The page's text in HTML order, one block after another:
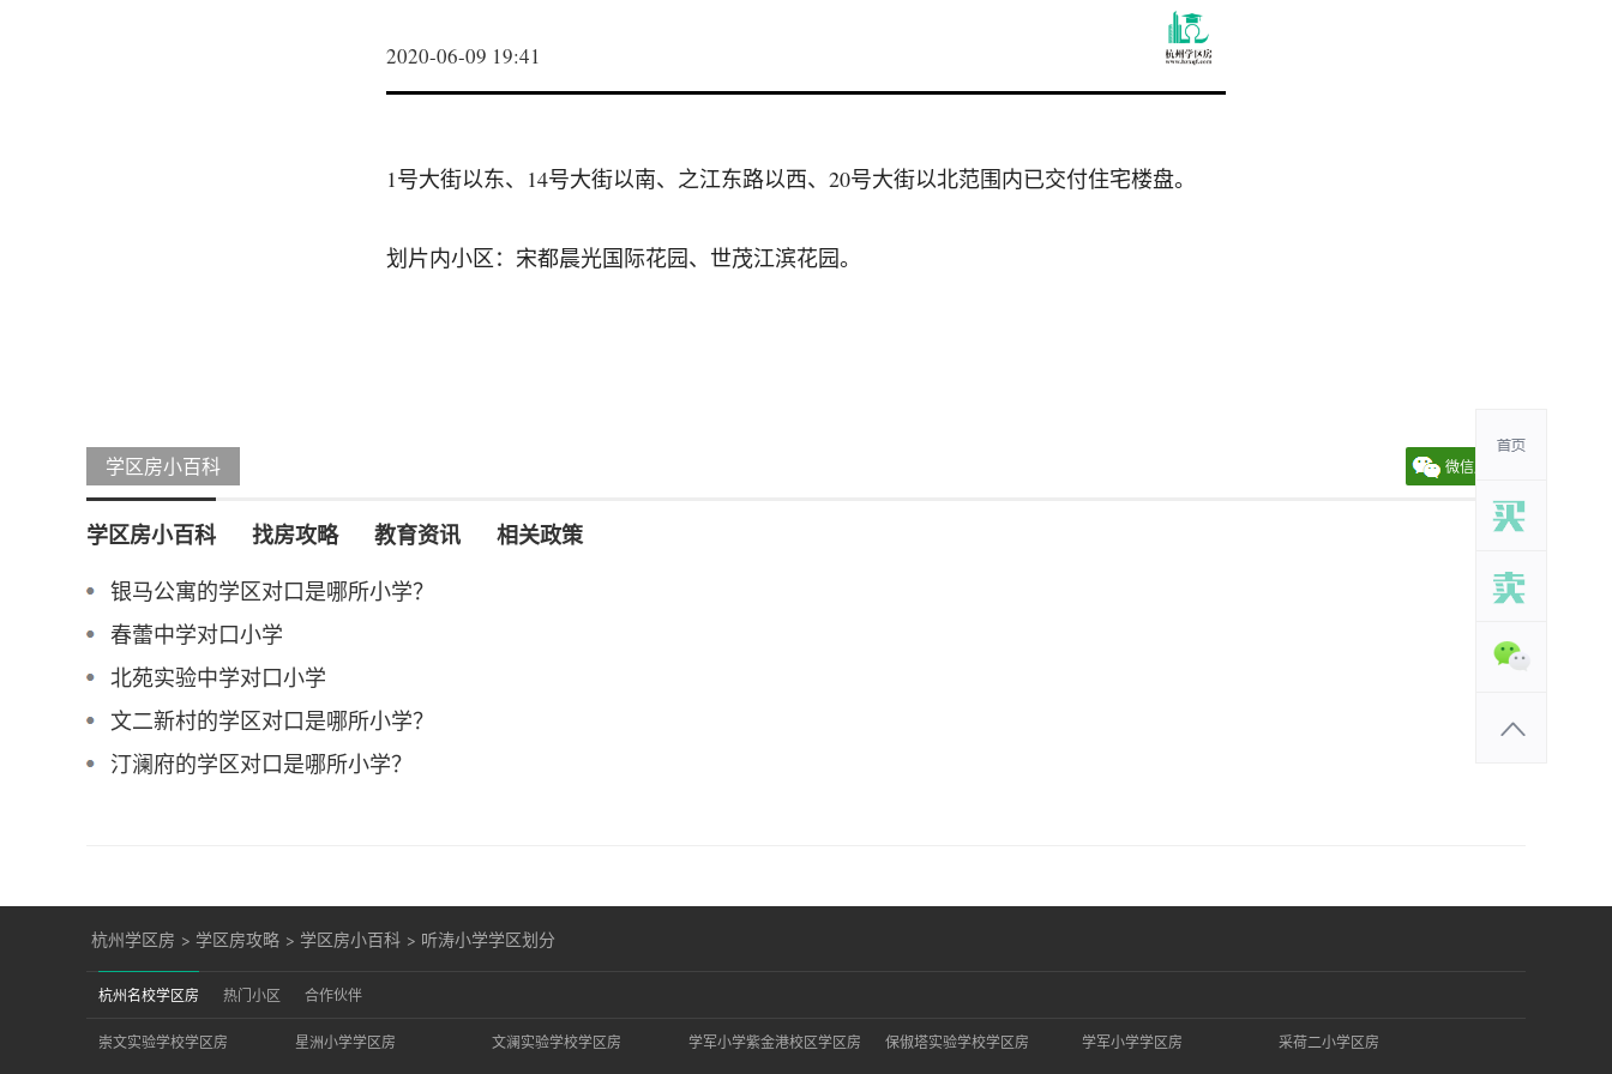
2020-06-09 19:41
1号大街以东、14号大街以南、之江东路以西、20号大街以北范围内已交付住宅楼盘。
划片内小区：宋都晨光国际花园、世茂江滨花园。
学区房小百科 微信朋友圈
学区房小百科 找房攻略 教育资讯 相关政策
银马公寓的学区对口是哪所小学？
春蕾中学对口小学
北苑实验中学对口小学
文二新村的学区对口是哪所小学？
汀澜府的学区对口是哪所小学？
杭州学区房 > 学区房攻略 > 学区房小百科 > 听涛小学学区划分
杭州名校学区房 热门小区 合作伙伴
崇文实验学校学区房 星洲小学学区房 文澜实验学校学区房 学军小学紫金港校区学区房 保俶塔实验学校学区房 学军小学学区房 采荷二小学区房